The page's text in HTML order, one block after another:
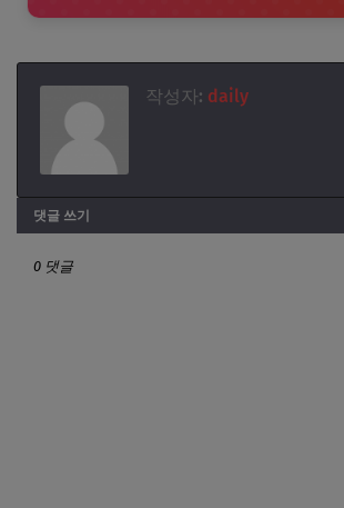
작성자: daily
댓글 쓰기
0 댓글